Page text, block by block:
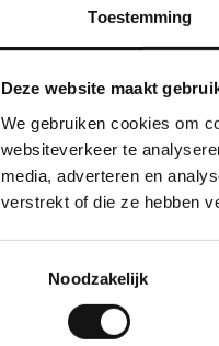
Toestemming
Deze website maakt
We gebruiken cookies om
websiteverkeer te
media, adverteren en
verstrekt of die ze hebben
Noodzakelijk